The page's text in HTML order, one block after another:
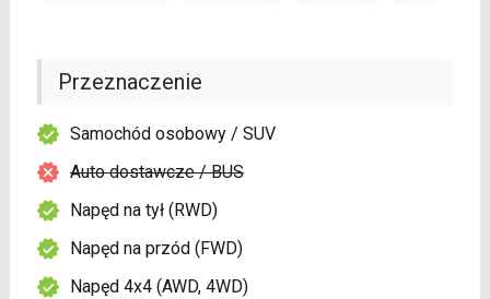
Przeznaczenie
Samochód osobowy / SUV
Auto dostawcze / BUS
Napęd na tył (RWD)
Napęd na przód (FWD)
Napęd 4x4 (AWD, 4WD)